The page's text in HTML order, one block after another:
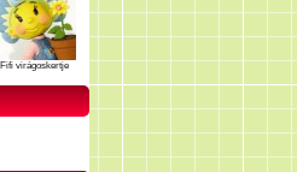
Fifi virágoskertje